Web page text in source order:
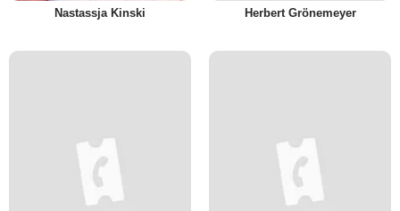
Nastassja Kinski Herbert Grönemeyer